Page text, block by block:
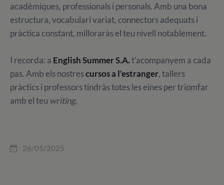
acadèmiques, professionals i personals. Amb una bona
estructura, vocabulari variat, connectors adequats i
pràctica constant, milloraràs el teu nivell notablement.
I recorda: a English Summer S.A.t’acompanyem a cada
pas. Amb els nostrescursos a l’estranger, tallers
pràctics i professors tindràs totes les eines per triomfar
amb el teu writing.
26/05/2025